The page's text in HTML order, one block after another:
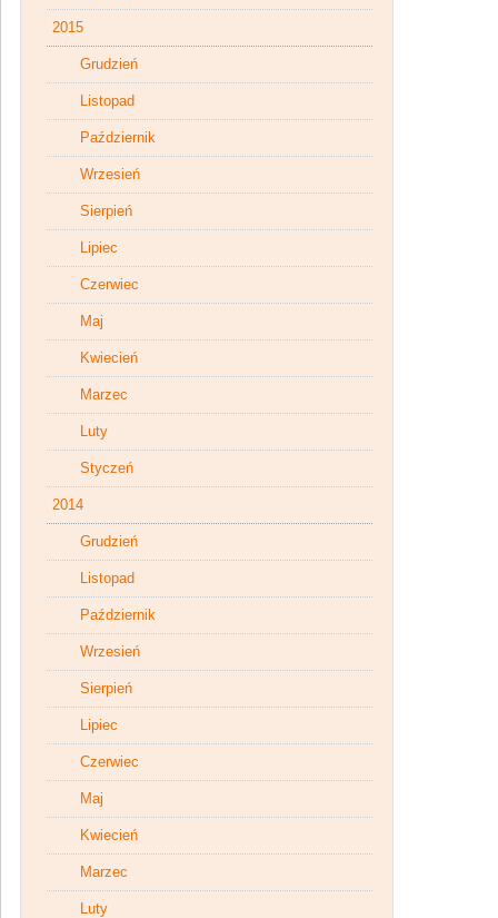
2015
Grudzień
Listopad
Październik
Wrzesień
Sierpień
Lipiec
Czerwiec
Maj
Kwiecień
Marzec
Luty
Styczeń
2014
Grudzień
Listopad
Październik
Wrzesień
Sierpień
Lipiec
Czerwiec
Maj
Kwiecień
Marzec
Luty